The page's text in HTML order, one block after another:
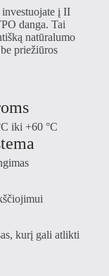
į II
danga. Tai
natūralumo
priežiūros
iki +60 °C
kurį gali atlikti